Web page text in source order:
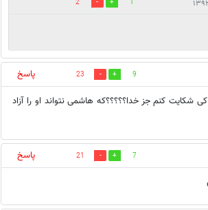
1
2
9
23
پاسخ
کنم جز خدا؟؟؟؟؟که هاشمی نتواند او را آزاد
7
21
پاسخ